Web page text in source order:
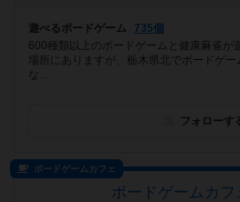
遊べるボードゲーム
735個
600種類以上のボードゲームと健康麻雀が
場所にありますが、栃木県北でボードゲー
な...
フォローす
ボードゲームカフェ
ボードゲームカフ